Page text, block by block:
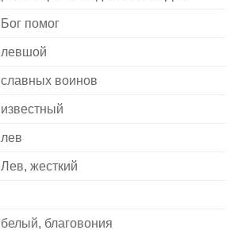
Бог помог
левшой
славных воинов
известный
лев
Лев, жесткий
белый, благовония